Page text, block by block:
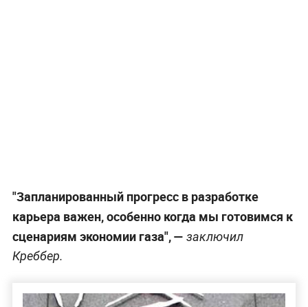
"Запланированный прогресс в разработке
карьера важен, особенно когда мы готовимся к
сценариям экономии газа", — заключил
Креббер.